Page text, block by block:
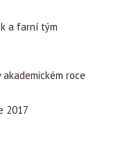
a farní tým
roce
2017